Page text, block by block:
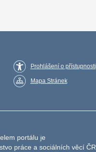
Prohlášení o přístupnosti
Mapa Stránek
portálu je
práce a sociálních věcí ČR